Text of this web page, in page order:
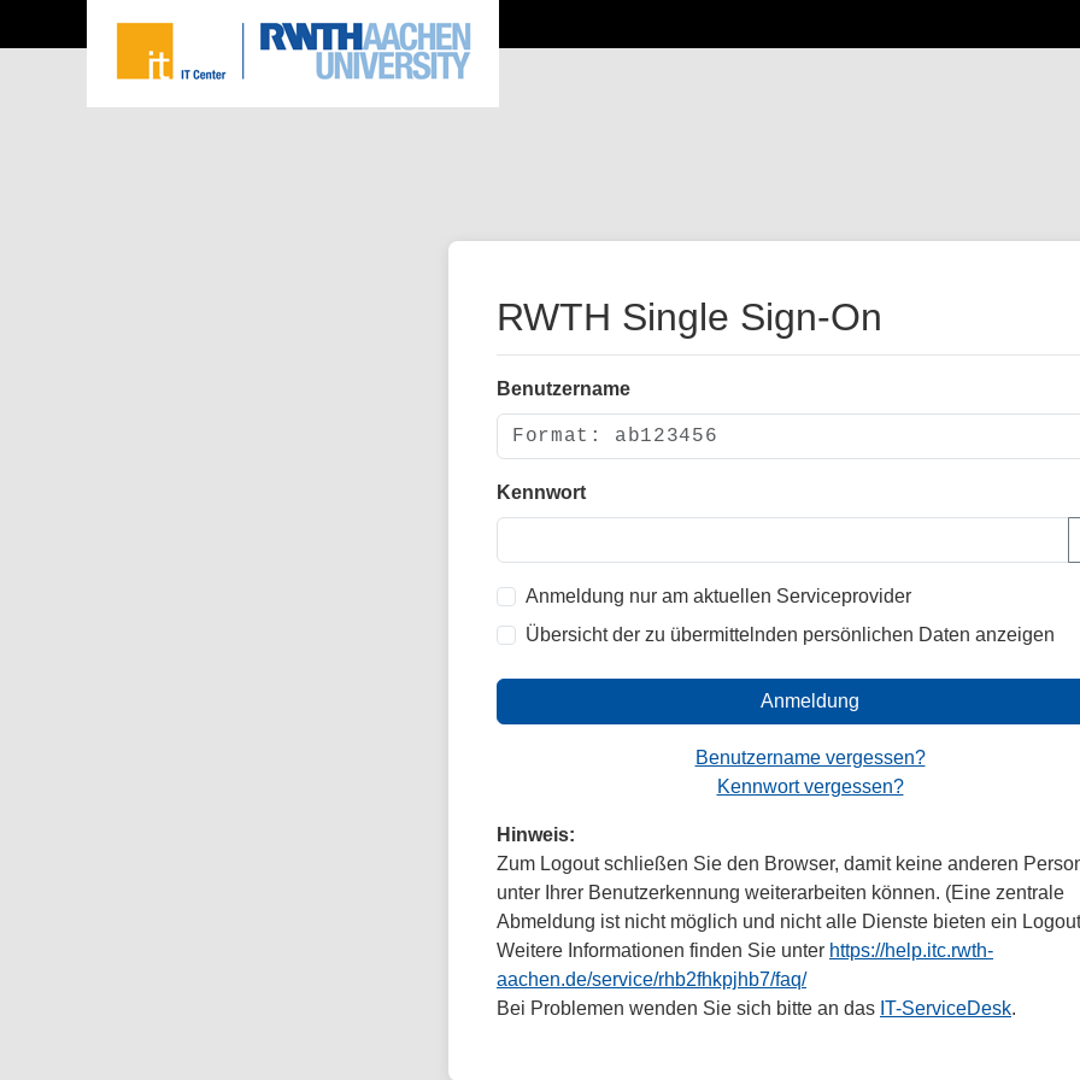
RWTH Single Sign-On
Benutzername
Kennwort
Anmeldung nur am aktuellen Serviceprovider
Übersicht der zu übermittelnden persönlichen Daten anzeigen
Anmeldung
Benutzername vergessen?
Kennwort vergessen?
Hinweis:
Zum Logout schließen Sie den Browser, damit keine anderen
unter Ihrer Benutzerkennung weiterarbeiten können. (Eine zentrale
Abmeldung ist nicht möglich und nicht alle Dienste bieten ein
Weitere Informationen finden Sie unter https://help.itc.rwth-
aachen.de/service/rhb2fhkpjhb7/faq/
Bei Problemen wenden Sie sich bitte an das IT-ServiceDesk.